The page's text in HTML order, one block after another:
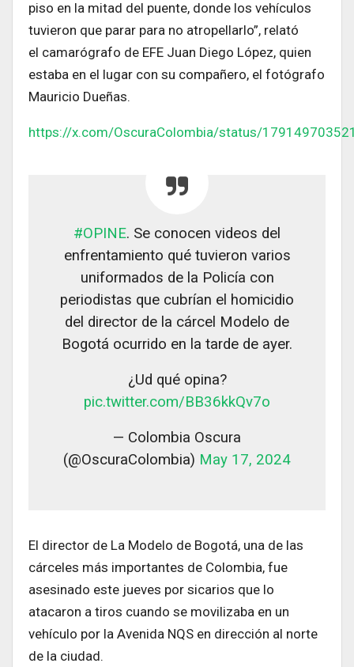
piso en la mitad del puente, donde los vehículos
tuvieron que parar para no atropellarlo”, relató
el camarógrafo de EFE Juan Diego López, quien
estaba en el lugar con su compañero, el fotógrafo
Mauricio Dueñas.
https://x.com/OscuraColombia/status/
#OPINE. Se conocen videos del
enfrentamiento qué tuvieron varios
uniformados de la Policía con
periodistas que cubrían el homicidio
del director de la cárcel Modelo de
Bogotá ocurrido en la tarde de ayer.
¿Ud qué opina?
pic.twitter.com/BB36kkQv7o
— Colombia Oscura
(@OscuraColombia) May 17, 2024
El director de La Modelo de Bogotá, una de las
cárceles más importantes de Colombia, fue
asesinado este jueves por sicarios que lo
atacaron a tiros cuando se movilizaba en un
vehículo por la Avenida NQS en dirección al norte
de la ciudad.